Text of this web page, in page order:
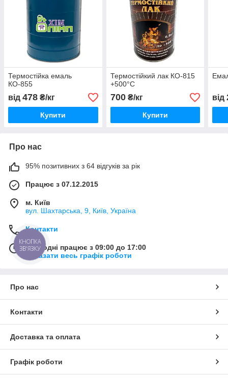
Термостійка емаль
КО-855
від 478 ₴/кг
Купити
Термостійкий лак КО-815
+500°С
700₴/кг
Купити
від
Про нас
95% позитивних з 64 відгуків за рік
Працює з 07.12.2015
м. Київ
вул. Шахтарська, 9, Київ, Україна
Контакти
Сьогодні працює з 09:00 до 17:00
Показати весь графік роботи
Про нас
Контакти
Доставка та оплата
Графік роботи
КНОПКА
ЗВ'ЯЗКУ